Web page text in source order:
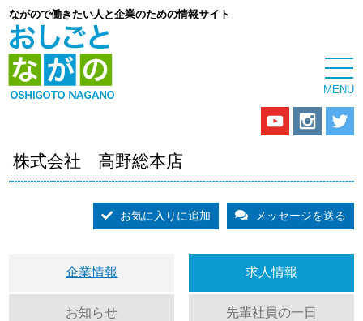
ながので働きたい人と企業のための情報サイト
株式会社 高野総本店
お気に入りに追加 メッセージを送る
企業情報 求人情報
お知らせ 先輩社員の一日